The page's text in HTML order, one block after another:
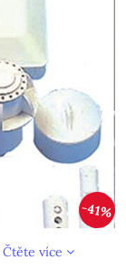
41%
Čtěte více